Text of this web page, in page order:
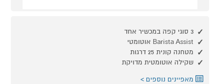
3 סוגי קפה במכשיר אחד
Barista Assist אוטומטי
מטחנה קונית 25 דרגות
שקילה אוטומטית מדויקת
מאפיינים נוספים